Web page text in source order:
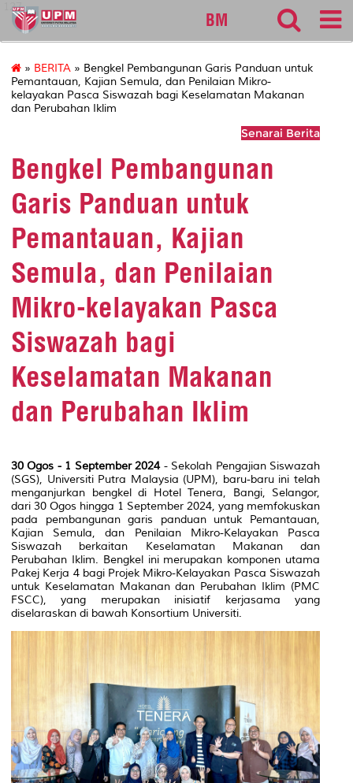
127
BM
» BERITA » Bengkel Pembangunan Garis Panduan untuk
Pemantauan, Kajian Semula, dan Penilaian Mikro-
kelayakan Pasca Siswazah bagi Keselamatan Makanan
dan Perubahan Iklim
Senarai Berita
Bengkel Pembangunan
Garis Panduan untuk
Pemantauan, Kajian
Semula, dan Penilaian
Mikro-kelayakan Pasca
Siswazah bagi
Keselamatan Makanan
dan Perubahan Iklim
30 Ogos - 1 September 2024- Sekolah Pengajian Siswazah
(SGS), Universiti Putra Malaysia (UPM), baru-baru ini telah
menganjurkan bengkel di Hotel Tenera, Bangi, Selangor,
dari 30 Ogos hingga 1 September 2024, yang memfokuskan
pada pembangunan garis panduan untuk Pemantauan,
Kajian Semula, dan Penilaian Mikro-Kelayakan Pasca
Siswazah berkaitan Keselamatan Makanan dan
Perubahan Iklim. Bengkel ini merupakan komponen utama
Pakej Kerja 4 bagi Projek Mikro-Kelayakan Pasca Siswazah
untuk Keselamatan Makanan dan Perubahan Iklim (PMC
FSCC), yang merupakan inisiatif kerjasama yang
diselaraskan di bawah Konsortium Universiti.